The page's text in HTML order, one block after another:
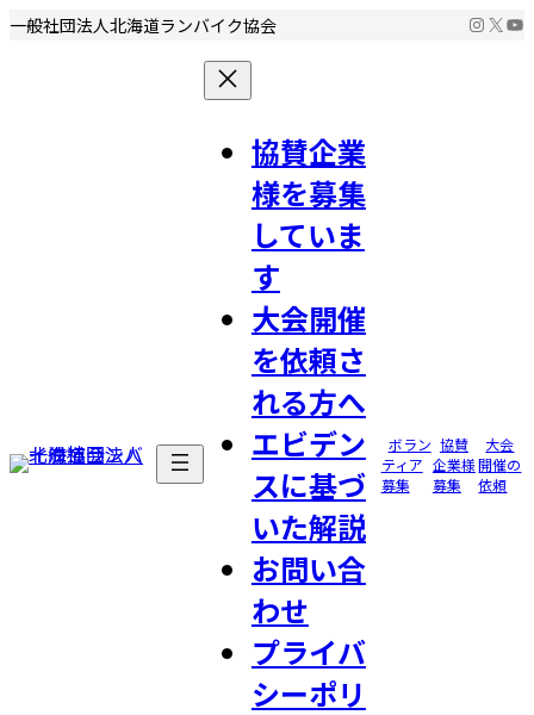
コ
ナ
一般社団法人北海道ランバイク協会 X
協賛企業
様を募集
していま
す
大会開催
を依頼さ
れる方へ
エビデン
スに基づ
いた解説
お問い合
わせ
プライバ
シーポリ
ボラン
ティア
募集
協賛
企業様
募集
大会
開催の
依頼